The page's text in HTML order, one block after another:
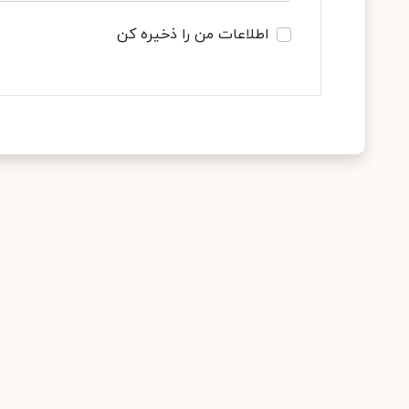
اطلاعات من را ذخیره کن